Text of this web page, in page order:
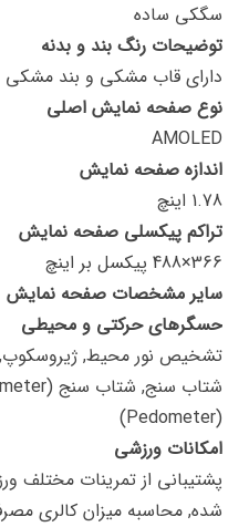
سگکی ساده
توضیحات رنگ بند و بدنه
دارای قاب مشکی و بند
نوع صفحه نمایش اصلی
AMOLED
اندازه صفحه نمایش
1.78 اینچ
تراکم پیکسلی صفحه نمایش
366×488 پیکسل بر اینچ
سایر مشخصات صفحه نمایش
حسگرهای حرکتی و محیطی
(Pedometer)
امکانات ورزشی
پشتیبانی از تمرینات
شده, محاسبه میزان کالری